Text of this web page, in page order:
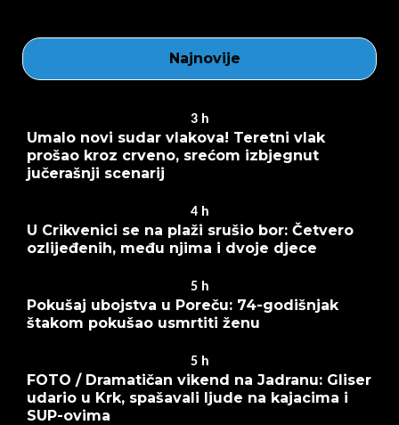
Najnovije
3 h
Umalo novi sudar vlakova! Teretni vlak
prošao kroz crveno, srećom izbjegnut
jučerašnji scenarij
4 h
U Crikvenici se na plaži srušio bor: Četvero
ozlijeđenih, među njima i dvoje djece
5 h
Pokušaj ubojstva u Poreču: 74-godišnjak
štakom pokušao usmrtiti ženu
5 h
FOTO / Dramatičan vikend na Jadranu: Gliser
udario u Krk, spašavali ljude na kajacima i
SUP-ovima